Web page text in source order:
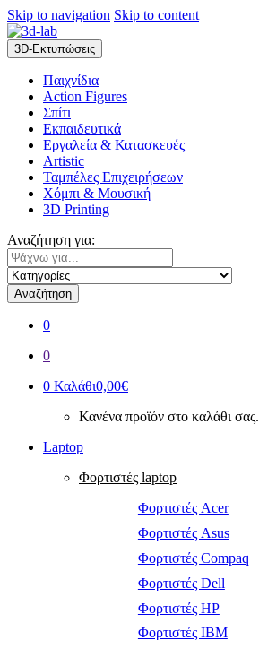
Skip to navigation Skip to content
3D-Εκτυπώσεις
Παιχνίδια
Action Figures
Σπίτι
Εκπαιδευτικά
Εργαλεία & Κατασκευές
Artistic
Ταμπέλες Επιχειρήσεων
Χόμπι & Μουσική
3D Printing
Αναζήτηση για:
Αναζήτηση
0
0
0 Καλάθι0,00€
Κανένα προϊόν στο καλάθι σας.
Laptop
Φορτιστές laptop
Φορτιστές Acer
Φορτιστές Asus
Φορτιστές Compaq
Φορτιστές Dell
Φορτιστές HP
Φορτιστές IBM